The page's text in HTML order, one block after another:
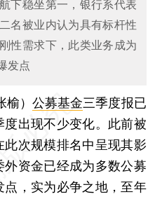
下稳坐第一，银行系代表
名被业内认为具有标杆性
性需求下，此类业务成为
发点
） 公募基金三季度报已
出现不少变化。此前被
次规模排名中呈现其影
资金已经成为多数公募
，实为必争之地，至年